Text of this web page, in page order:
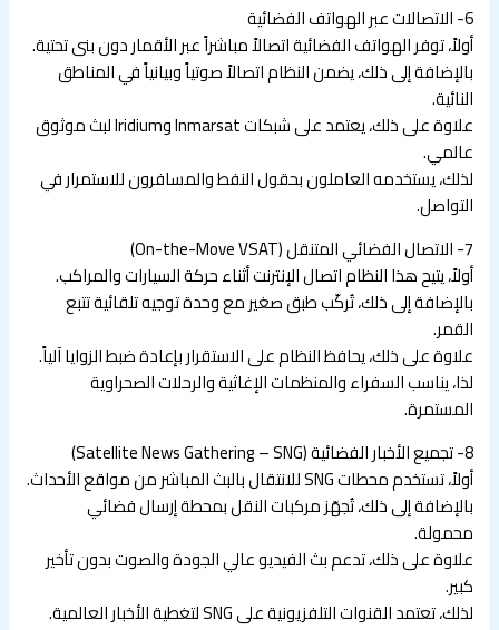
6- الاتصالات عبر الهواتف الفضائية
أولاً، توفر الهواتف الفضائية اتصالاً مباشراً عبر الأقمار دون بنى تحتية.
بالإضافة إلى ذلك، يضمن النظام اتصالاً صوتياً وبيانياً في المناطق
النائية.
علاوة على ذلك، يعتمد على شبكات Inmarsat وIridium لبث موثوق
عالمي.
لذلك، يستخدمه العاملون بحقول النفط والمسافرون للاستمرار في
التواصل.
7- الاتصال الفضائي المتنقل (On-the-Move VSAT)
أولاً، يتيح هذا النظام اتصال الإنترنت أثناء حركة السيارات والمراكب.
بالإضافة إلى ذلك، تُركّب طبق صغير مع وحدة توجيه تلقائية تتبع
القمر.
علاوة على ذلك، يحافظ النظام على الاستقرار بإعادة ضبط الزوايا آلياً.
لذا، يناسب السفراء والمنظمات الإغاثية والرحلات الصحراوية
المستمرة.
8- تجميع الأخبار الفضائية (Satellite News Gathering – SNG)
أولاً، تستخدم محطات SNG للانتقال بالبث المباشر من مواقع الأحداث.
بالإضافة إلى ذلك، تُجهّز مركبات النقل بمحطة إرسال فضائي
محمولة.
علاوة على ذلك، تدعم بث الفيديو عالي الجودة والصوت بدون تأخير
كبير.
لذلك، تعتمد القنوات التلفزيونية على SNG لتغطية الأخبار العالمية.